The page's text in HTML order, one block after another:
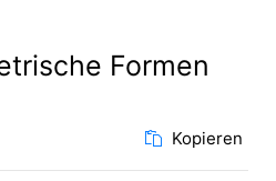
Formen
Kopieren